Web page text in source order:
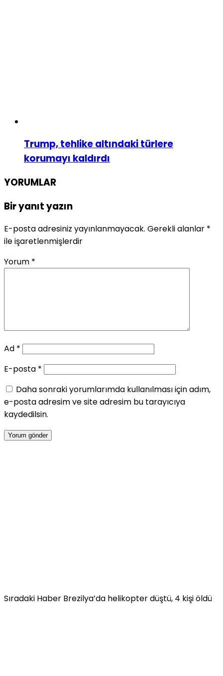
Trump, tehlike altındaki türlere
korumayı kaldırdı
YORUMLAR
Bir yanıt yazın
E-posta adresiniz yayınlanmayacak. Gerekli alanlar *
ile işaretlenmişlerdir
Yorum *
Ad *
E-posta *
Daha sonraki yorumlarımda kullanılması için adım,
e-posta adresim ve site adresim bu tarayıcıya
kaydedilsin.
Sıradaki Haber Brezilya’da helikopter düştü, 4 kişi öldü